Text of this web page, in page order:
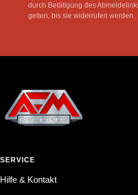
durch Betätigung des
gelten, bis sie widerrufen werden.
SERVICE
Hilfe & Kontakt